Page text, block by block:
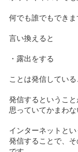
何でも誰でもできま
言い換えると
・露出をする
ことは発信している
発信するというこ
思っていてかまわな
インターネットとい
発信することで、